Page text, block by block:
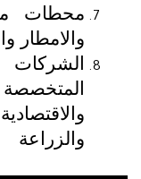
محطات
والامطار
والزراعة